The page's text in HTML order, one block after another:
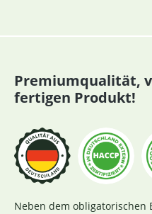
Premiumqualität,
fertigen Produkt!
Neben dem obligatorischen